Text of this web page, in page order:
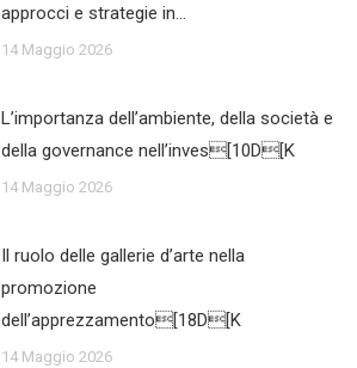
approcci e strategie in…
14 Maggio 2026
L’importanza dell’ambiente, della società e
della governance nell’inves[10D[K
14 Maggio 2026
Il ruolo delle gallerie d’arte nella
promozione
dell’apprezzamento[18D[K
14 Maggio 2026